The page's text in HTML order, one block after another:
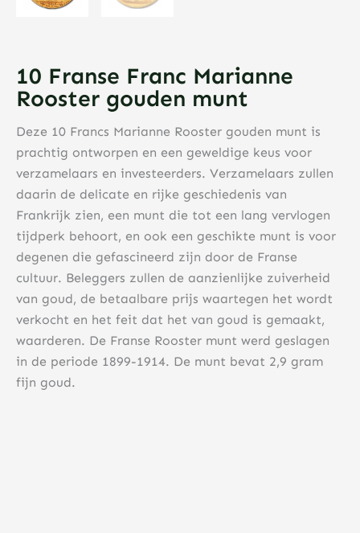
10 Franse Franc Marianne
Rooster gouden munt
Deze 10 Francs Marianne Rooster gouden munt is
prachtig ontworpen en een geweldige keus voor
verzamelaars en investeerders. Verzamelaars zullen
daarin de delicate en rijke geschiedenis van
Frankrijk zien, een munt die tot een lang vervlogen
tijdperk behoort, en ook een geschikte munt is voor
degenen die gefascineerd zijn door de Franse
cultuur. Beleggers zullen de aanzienlijke zuiverheid
van goud, de betaalbare prijs waartegen het wordt
verkocht en het feit dat het van goud is gemaakt,
waarderen. De Franse Rooster munt werd geslagen
in de periode 1899-1914. De munt bevat 2,9 gram
fijn goud.